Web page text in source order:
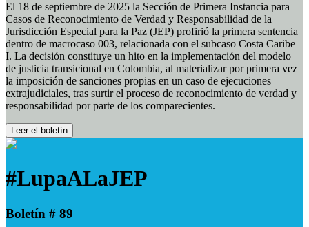
El 18 de septiembre de 2025 la Sección de Primera Instancia para
Casos de Reconocimiento de Verdad y Responsabilidad de la
Jurisdicción Especial para la Paz (JEP) profirió la primera sentencia
dentro de macrocaso 003, relacionada con el subcaso Costa Caribe
I. La decisión constituye un hito en la implementación del modelo
de justicia transicional en Colombia, al materializar por primera vez
la imposición de sanciones propias en un caso de ejecuciones
extrajudiciales, tras surtir el proceso de reconocimiento de verdad y
responsabilidad por parte de los comparecientes.
Leer el boletín
#LupaALaJEP
Boletín # 89